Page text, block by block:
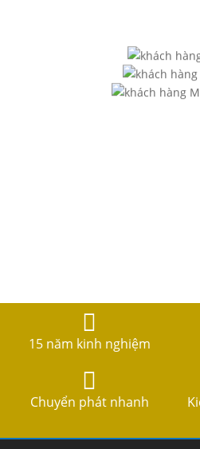
15 năm kinh nghiệm
Chuyển phát nhanh